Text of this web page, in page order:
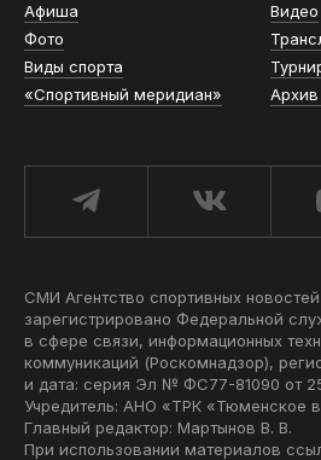
Афиша
Видео
Фото
Виды спорта
«Спортивный меридиан»
Архив
СМИ Агентство спортивных
зарегистрировано Федеральной
в сфере связи, информационных
коммуникаций (Роскомнадзор),
и дата: серия Эл № ФС77-81090 от
Учредитель: АНО «ТРК «Тюменское
Главный редактор: Мартынов В. В.
При использовании материалов